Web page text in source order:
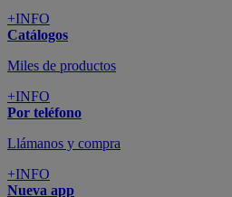
+INFO
Catálogos
Miles de productos
+INFO
Por teléfono
Llámanos y compra
+INFO
Nueva app